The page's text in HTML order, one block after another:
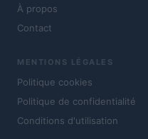
À propos
Contact
MENTIONS LÉGALES
Politique cookies
Politique de confidentialité
Conditions d'utilisation